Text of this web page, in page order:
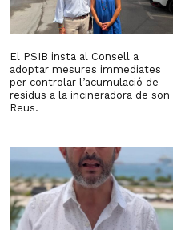
El PSIB insta al Consell a
adoptar mesures immediates
per controlar l’acumulació de
residus a la incineradora de son
Reus.